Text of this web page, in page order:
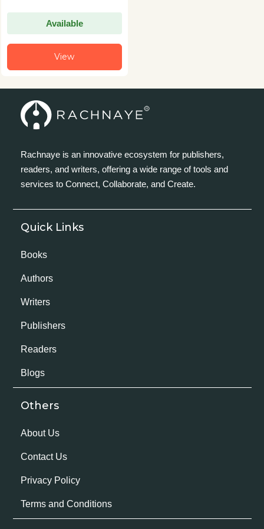
Available
View
Rachnaye is an innovative ecosystem for publishers,
readers, and writers, offering a wide range of tools and
services to Connect, Collaborate, and Create.
Quick Links
Books
Authors
Writers
Publishers
Readers
Blogs
Others
About Us
Contact Us
Privacy Policy
Terms and Conditions